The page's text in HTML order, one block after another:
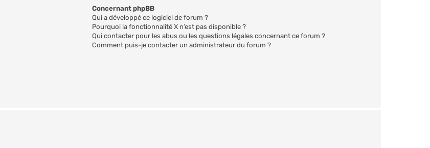
Concernant phpBB
Qui a développé ce logiciel de forum ?
Pourquoi la fonctionnalité X n’est pas disponible ?
Qui contacter pour les abus ou les questions légales concernant ce forum ?
Comment puis-je contacter un administrateur du forum ?